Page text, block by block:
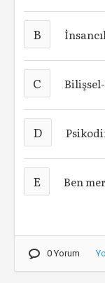
B
C
D
E Ben
0 Yorum